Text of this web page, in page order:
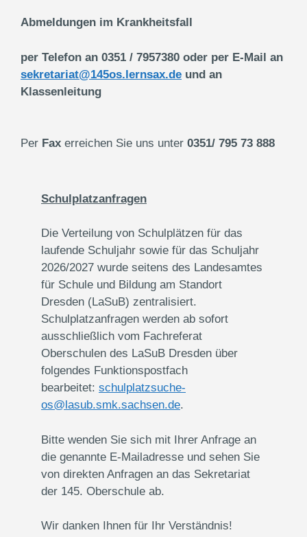
Abmeldungen im Krankheitsfall
per Telefon an 0351 / 7957380 oder per E-Mail an
sekretariat@145os.lernsax.de und an
Klassenleitung
Per Fax erreichen Sie uns unter 0351/ 795 73 888
Schulplatzanfragen
Die Verteilung von Schulplätzen für das
laufende Schuljahr sowie für das Schuljahr
2026/2027 wurde seitens des Landesamtes
für Schule und Bildung am Standort
Dresden (LaSuB) zentralisiert.
Schulplatzanfragen werden ab sofort
ausschließlich vom Fachreferat
Oberschulen des LaSuB Dresden über
folgendes Funktionspostfach
bearbeitet: schulplatzsuche-
os@lasub.smk.sachsen.de.
Bitte wenden Sie sich mit Ihrer Anfrage an
die genannte E-Mailadresse und sehen Sie
von direkten Anfragen an das Sekretariat
der 145. Oberschule ab.
Wir danken Ihnen für Ihr Verständnis!